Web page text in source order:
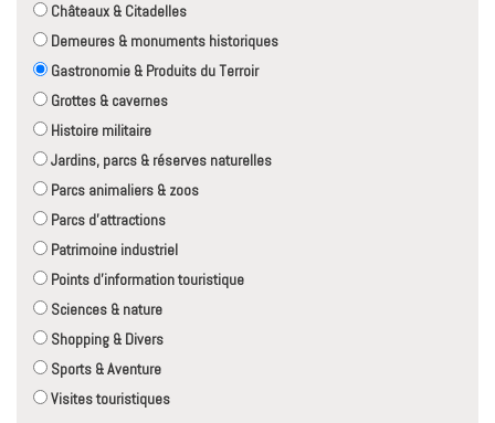
Châteaux & Citadelles
Demeures & monuments historiques
Gastronomie & Produits du Terroir
Grottes & cavernes
Histoire militaire
Jardins, parcs & réserves naturelles
Parcs animaliers & zoos
Parcs d'attractions
Patrimoine industriel
Points d'information touristique
Sciences & nature
Shopping & Divers
Sports & Aventure
Visites touristiques